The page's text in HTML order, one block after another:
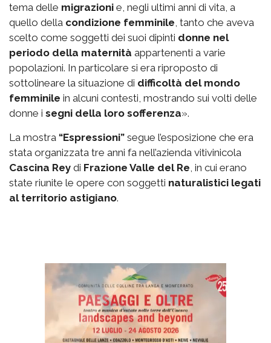
tema delle migrazioni e, negli ultimi anni di vita, a
quello della condizione femminile , tanto che aveva
scelto come soggetti dei suoi dipinti donne nel
periodo della maternità appartenenti a varie
popolazioni. In particolare si era riproposto di
sottolineare la situazione di difficoltà del mondo
femminile in alcuni contesti, mostrando sui volti delle
donne i segni della loro sofferenza».
La mostra “Espressioni” segue l’esposizione che era
stata organizzata tre anni fa nell’azienda vitivinicola
Cascina Rey di Frazione Valle del Re , in cui erano
state riunite le opere con soggetti naturalistici legati
al territorio astigiano.